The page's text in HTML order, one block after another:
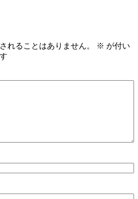
れることはありません。 ※ が付い